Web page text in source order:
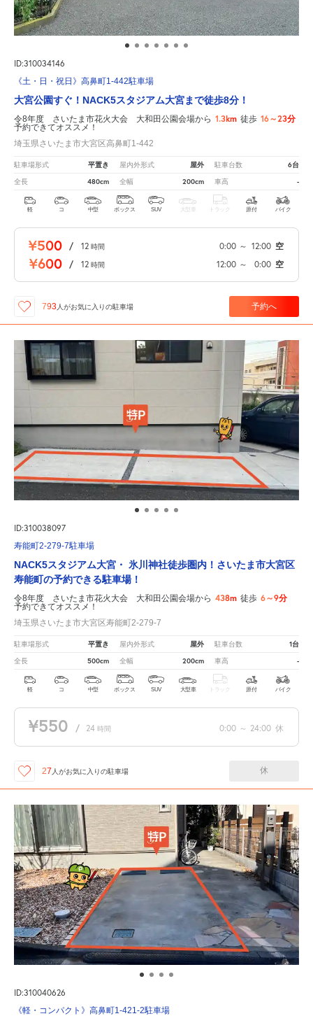
ID:310034146
《土・日・祝日》高鼻町1-442駐車場
大宮公園すぐ！NACK5スタジアム大宮まで徒歩8分！
令8年度 さいたま市花火大会 大和田公園会場から 1.3km 徒歩 16～23分
予約できてオススメ！
埼玉県さいたま市大宮区高鼻町1-442
駐車場形式 平置き 屋内外形式 屋外 駐車台数 6台
全長 480cm 全幅 200cm 車高 -
軽 コ 中型 ボックス SUV 大型車 トラック 原付 バイク
¥500 / 12 時間 0:00 ～ 12:00 空
¥600 / 12 時間 12:00 ～ 0:00 空
793人がお気に入りの駐車場 予約へ
ID:310038097
寿能町2-279-7駐車場
NACK5スタジアム大宮・ 氷川神社徒歩圏内！さいたま市大宮区
寿能町の予約できる駐車場！
令8年度 さいたま市花火大会 大和田公園会場から 438m 徒歩 6～9分
予約できてオススメ！
埼玉県さいたま市大宮区寿能町2-279-7
駐車場形式 平置き 屋内外形式 屋外 駐車台数 1台
全長 500cm 全幅 200cm 車高 -
軽 コ 中型 ボックス SUV 大型車 トラック 原付 バイク
¥550 / 24 時間 0:00 ～ 24:00 休
27 人がお気に入りの駐車場 休
ID:310040626
《軽・コンパクト》高鼻町1-421-2駐車場